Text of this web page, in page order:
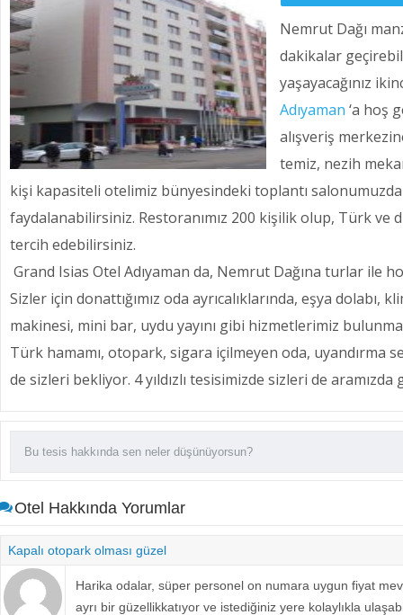
Nemrut Dağı
dakikalar
yaşayacağınız
Adıyaman ‘a hoş
alışveriş
temiz, nezih
kişi kapasiteli otelimiz bünyesindeki toplantı
faydalanabilirsiniz. Restoranımız 200 kişilik olup, Türk ve
tercih edebilirsiniz.
Grand Isias Otel Adıyaman da, Nemrut Dağına turlar ile
Sizler için donattığımız oda ayrıcalıklarında, eşya dolabı,
makinesi, mini bar, uydu yayını gibi hizmetlerimiz
Türk hamamı, otopark, sigara içilmeyen oda, uyandırma
de sizleri bekliyor. 4 yıldızlı tesisimizde sizleri de
Otel Hakkında Yorumlar
Kapalı otopark olması güzel
Harika odalar, süper personel on numara uygun fiyat
ayrı bir güzellikkatıyor ve istediğiniz yere kolaylıkla